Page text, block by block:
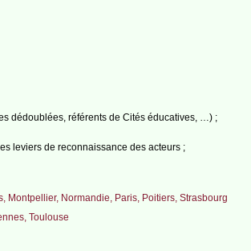
dédoublées, référents de Cités éducatives, …) ;
leviers de reconnaissance des acteurs ;
Montpellier, Normandie, Paris, Poitiers, Strasbourg
Toulouse